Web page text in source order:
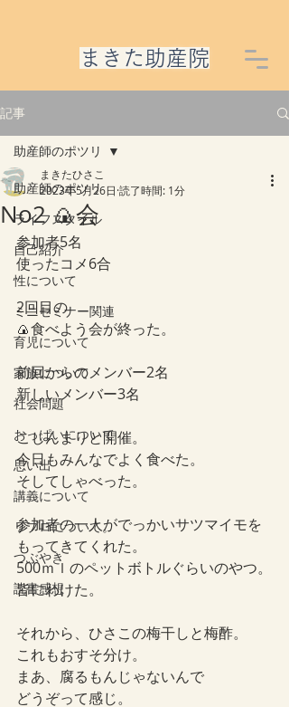
​まきた助産院
記事
助産師のポツリ
ライフスタイル
自己紹介
性について
ミニセミナー関連
育児について
家族について
社会問題
おっぱいについて
思い出
講義について
リプロについて。
つぶやき
読書感想
助産師のポツリ
No2 🍙会
まきたひさこ
2023年5月26日 読了時間: 1分
参加者5名
使ったコメ6合
2回目の
🍙食べよう会が終った。
前回からのメンバー2名
新しいメンバー3名
こじんまりと開催。
今日もみんなでよく食べた。
そしてしゃべった。
参加者の一人がでっかいサツマイモを
もってきてくれた。
500ｍｌのペットボトルぐらいのやつ。
皆にわけた。
それから、ひさこの梅干しと梅酢。
これもおすそ分け。
まあ、腐るもんじゃないんで
どうぞって感じ。